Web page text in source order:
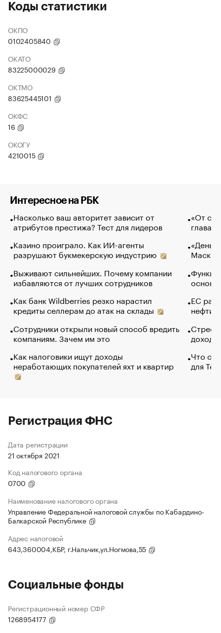
Коды статистики
ОКПО
0102405840
ОКАТО
83225000029
ОКТМО
83625445101
ОКФС
16
ОКОГУ
4210015
Интересное на РБК
Насколько ваш авторитет зависит от
атрибутов престижа? Тест для лидеров
Казино проиграло. Как ИИ-агенты
разрушают букмекерскую индустрию
Выживают сильнейших. Почему компании
избавляются от лучших сотрудников
Как банк Wildberries резко нарастил
кредиты селлерам до атак на склады
Сотрудники открыли новый способ вредить
компаниям. Зачем им это
Как налоговики ищут доходы
неработающих покупателей яхт и квартир
«От
глава
Маск в
основ
ЕС
нефти
Что
для
Регистрация ФНС
Дата регистрации
21 октября 2021
Код налогового органа
0700
Наименование налогового органа
Управление Федеральной налоговой службы по Кабардино-
Балкарской Республике
Адрес налоговой
643,360004,КБР, г.Нальчик,ул.Ногмова,55
Социальные фонды
Регистрационный номер СФР
1268954177